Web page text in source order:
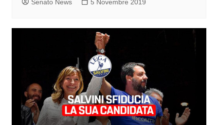
Senato News 5 Novembre 2019